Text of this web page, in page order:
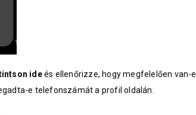
ideés ellenőrizze, hogy megfelelően van-e
e telefonszámát a profil oldalán.